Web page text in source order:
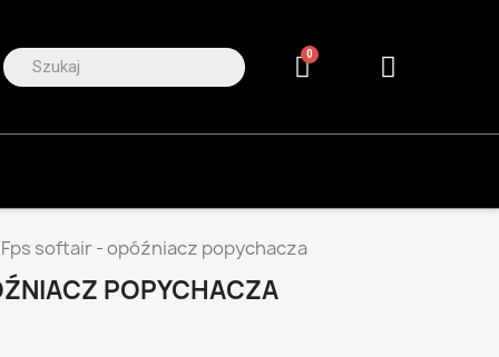
Fps softair - opóźniacz popychacza
POPYCHACZA